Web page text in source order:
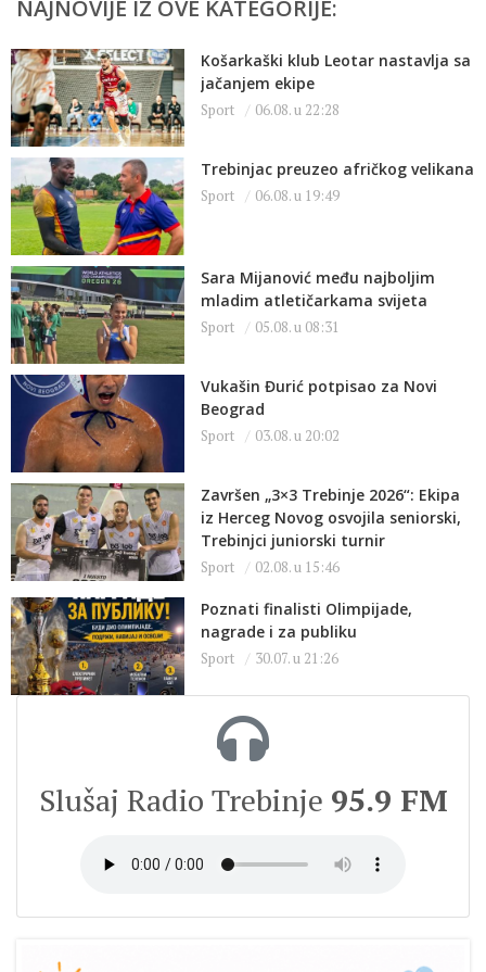
NAJNOVIJE IZ OVE KATEGORIJE:
Košarkaški klub Leotar nastavlja sa
jačanjem ekipe
Sport 06.08. u 22:28
Trebinjac preuzeo afričkog velikana
Sport 06.08. u 19:49
Sara Mijanović među najboljim
mladim atletičarkama svijeta
Sport 05.08. u 08:31
Vukašin Đurić potpisao za Novi
Beograd
Sport 03.08. u 20:02
Završen „3×3 Trebinje 2026“: Ekipa
iz Herceg Novog osvojila seniorski,
Trebinjci juniorski turnir
Sport 02.08. u 15:46
Poznati finalisti Olimpijade,
nagrade i za publiku
Sport 30.07. u 21:26
Slušaj Radio Trebinje 95.9 FM